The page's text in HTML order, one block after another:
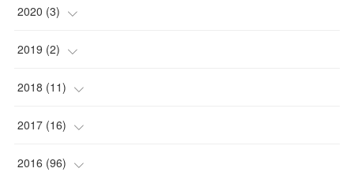
2020 (3)
(1
( 1)
(1)
2019 (2)
( 1)
(1)
2018 (11)
(2)
(1)
2017 (16)
(1)
2016 (96)